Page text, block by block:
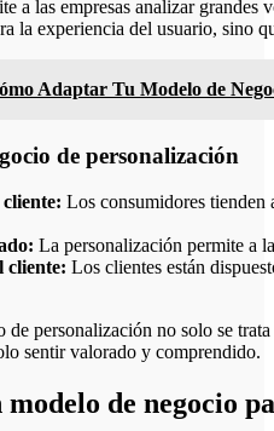
a las empresas analizar grandes
la experiencia del usuario, sino
Adaptar Tu Modelo de
de personalización
Los consumidores tienden
La personalización permite a
cliente: Los clientes están
de personalización no solo se
sentir valorado y comprendido.
de negocio